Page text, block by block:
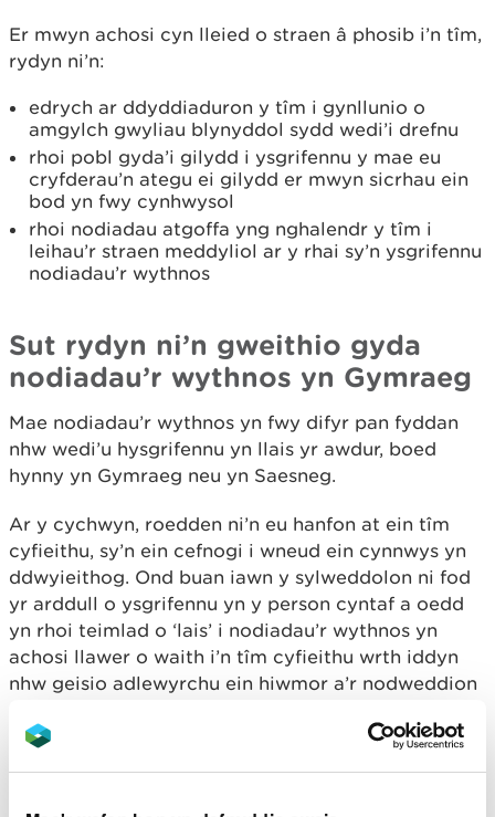
Er mwyn achosi cyn lleied o straen â phosib i’n tîm,
rydyn ni’n:
edrych ar ddyddiaduron y tîm i gynllunio o
amgylch gwyliau blynyddol sydd wedi’i drefnu
rhoi pobl gyda’i gilydd i ysgrifennu y mae eu
cryfderau’n ategu ei gilydd er mwyn sicrhau ein
bod yn fwy cynhwysol
rhoi nodiadau atgoffa yng nghalendr y tîm i
leihau’r straen meddyliol ar y rhai sy’n ysgrifennu
nodiadau’r wythnos
Sut rydyn ni’n gweithio gyda
nodiadau’r wythnos yn Gymraeg
Mae nodiadau’r wythnos yn fwy difyr pan fyddan
nhw wedi’u hysgrifennu yn llais yr awdur, boed
hynny yn Gymraeg neu yn Saesneg.
Ar y cychwyn, roedden ni’n eu hanfon at ein tîm
cyfieithu, sy’n ein cefnogi i wneud ein cynnwys yn
ddwyieithog. Ond buan iawn y sylweddolon ni fod
yr arddull o ysgrifennu yn y person cyntaf a oedd
yn rhoi teimlad o ‘lais’ i nodiadau’r wythnos yn
achosi llawer o waith i’n tîm cyfieithu wrth iddyn
nhw geisio adlewyrchu ein hiwmor a’r nodweddion
myfyrdodau wythnosol.
Cymraeg ar y tîm gyda’i gilydd i ysgrifennu fersiwn